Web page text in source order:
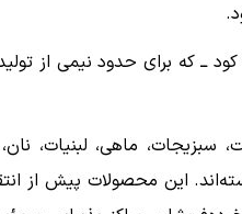
ــ که برای حدود نیمی از
سبزیجات، ماهی، لبنیات،